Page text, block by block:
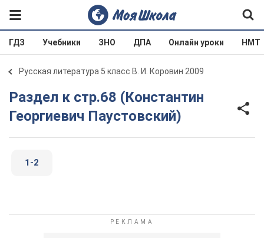
ГДЗ Учебники ЗНО ДПА Онлайн уроки НМТ
Русская литература 5 класс В. И. Коровин 2009
Раздел к стр.68 (Константин
Георгиевич Паустовский)
1-2